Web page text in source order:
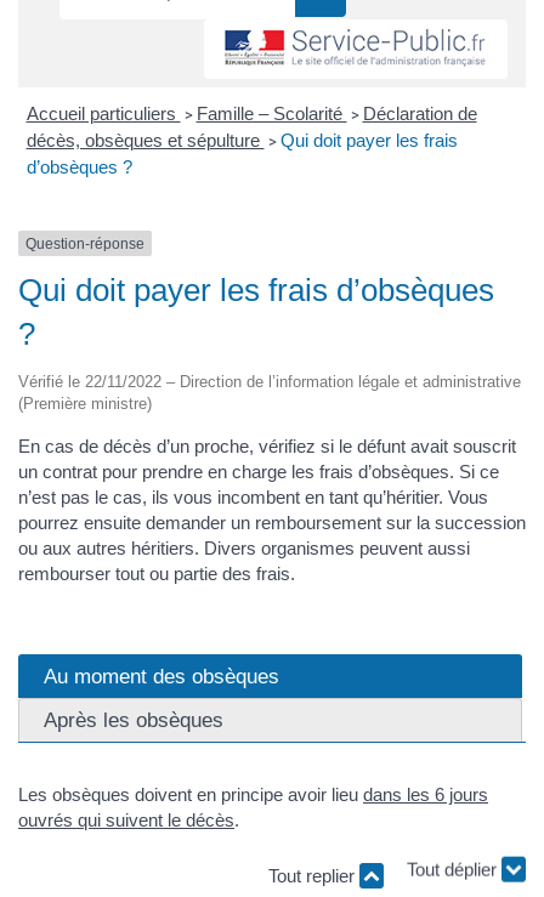
Accueil particuliers > Famille – Scolarité > Déclaration de
décès, obsèques et sépulture > Qui doit payer les frais
d’obsèques ?
Question-réponse
Qui doit payer les frais d’obsèques
?
Vérifié le 22/11/2022 – Direction de l’information légale et administrative
(Première ministre)
En cas de décès d’un proche, vérifiez si le défunt avait souscrit
un contrat pour prendre en charge les frais d’obsèques. Si ce
n’est pas le cas, ils vous incombent en tant qu’héritier. Vous
pourrez ensuite demander un remboursement sur la succession
ou aux autres héritiers. Divers organismes peuvent aussi
rembourser tout ou partie des frais.
Au moment des obsèques
Après les obsèques
Les obsèques doivent en principe avoir lieu dans les 6 jours
ouvrés qui suivent le décès.
Tout replier
Tout déplier